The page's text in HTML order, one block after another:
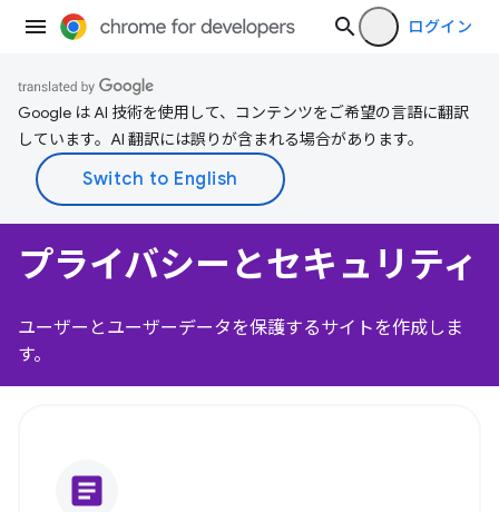
ログイン
Google は AI 技術を使用して、コンテンツをご希望の言語に翻訳
しています。AI 翻訳には誤りが含まれる場合があります。
プライバシーとセキュリティ
ユーザーとユーザーデータを保護するサイトを作成しま
す。
article